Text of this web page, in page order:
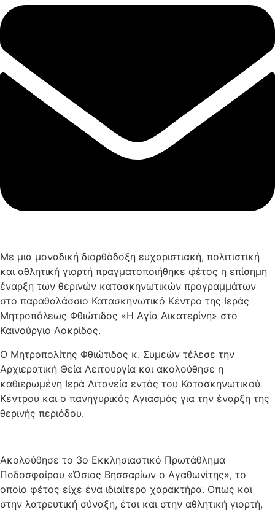
Με μια μοναδική διορθόδοξη ευχαριστιακή, πολιτιστική
και αθλητική γιορτή πραγματοποιήθηκε φέτος η επίσημη
έναρξη των θερινών κατασκηνωτικών προγραμμάτων
στο παραθαλάσσιο Κατασκηνωτικό Κέντρο της Ιεράς
Μητροπόλεως Φθιώτιδος «Η Αγία Αικατερίνη» στο
Καινούργιο Λοκρίδος.
Ο Μητροπολίτης Φθιώτιδος κ. Συμεών τέλεσε την
Αρχιερατική Θεία Λειτουργία και ακολούθησε η
καθιερωμένη Ιερά Λιτανεία εντός του Κατασκηνωτικού
Κέντρου και ο πανηγυρικός Αγιασμός για την έναρξη της
θερινής περιόδου.
Ακολούθησε το 3ο Εκκλησιαστικό Πρωτάθλημα
Ποδοσφαίρου «Όσιος Βησσαρίων ο Αγαθωνίτης», το
οποίο φέτος είχε ένα ιδιαίτερο χαρακτήρα. Οπως και
στην λατρευτική σύναξη, έτσι και στην αθλητική γιορτή,